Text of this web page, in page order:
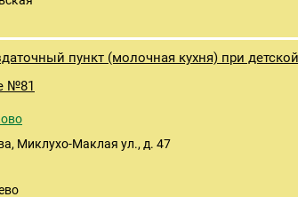
пункт (молочная кухня) при детской
№81
Миклухо-Маклая ул., д. 47